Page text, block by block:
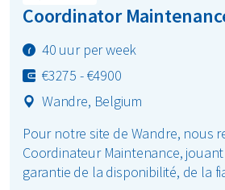
Coordinator
40 uur per week
€3275 - €4900
Wandre, Belgium
Pour notre site de Wandre, nous
Coordinateur Maintenance,
garantie de la disponibilité, de la